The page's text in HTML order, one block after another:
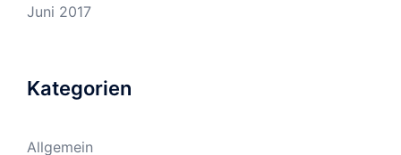
Juni 2017
Kategorien
Allgemein